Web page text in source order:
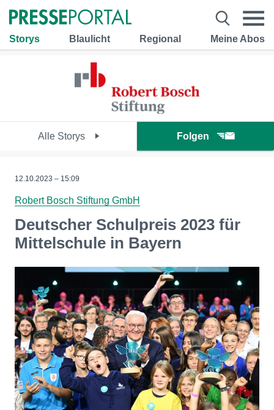
Storys Blaulicht Regional Meine Abos
Alle Storys Folgen
12.10.2023 – 15:09
Robert Bosch Stiftung GmbH
Deutscher Schulpreis 2023 für
Mittelschule in Bayern